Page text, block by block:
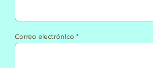
Correo electrónico *